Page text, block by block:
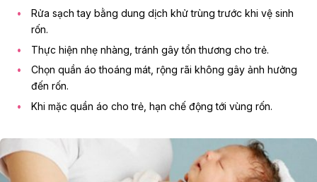
Rửa sạch tay bằng dung dịch khử trùng trước khi vệ sinh
rốn.
Thực hiện nhẹ nhàng, tránh gây tổn thương cho trẻ.
Chọn quần áo thoáng mát, rộng rãi không gây ảnh hưởng
đến rốn.
Khi mặc quần áo cho trẻ, hạn chế động tới vùng rốn.